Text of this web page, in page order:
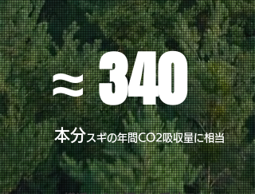
≈ 340
本分スギの年間CO2吸収量に相当